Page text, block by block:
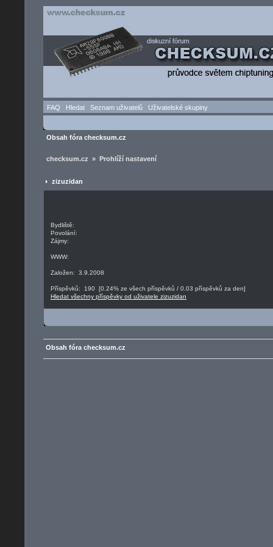
FAQ Hledat Seznam uživatelů Uživatelské skupiny
Obsah fóra checksum.cz
checksum.cz » Prohlíží nastavení
zizuzidan
Bydliště:
Povolání:
Zájmy:
WWW:
Založen: 3.9.2008
Příspěvků: 190 [0.24% ze všech příspěvků / 0.03 příspěvků za den]
Hledat všechny příspěvky od uživatele zizuzidan
Obsah fóra checksum.cz